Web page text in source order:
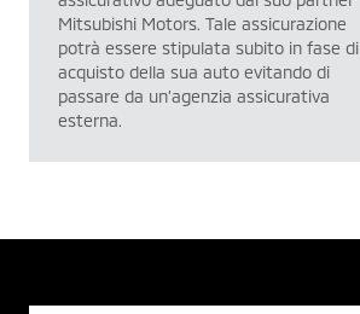
Mitsubishi Motors. Tale assicurazione
potrà essere stipulata subito in fase di
acquisto della sua auto evitando di
passare da un’agenzia assicurativa
esterna.